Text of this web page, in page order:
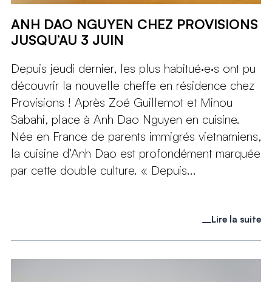
ANH DAO NGUYEN CHEZ PROVISIONS
JUSQU’AU 3 JUIN
Depuis jeudi dernier, les plus habitué·e·s ont pu
découvrir la nouvelle cheffe en résidence chez
Provisions ! Après Zoé Guillemot et Minou
Sabahi, place à Anh Dao Nguyen en cuisine.
Née en France de parents immigrés vietnamiens,
la cuisine d’Anh Dao est profondément marquée
par cette double culture. « Depuis...
Lire la suite